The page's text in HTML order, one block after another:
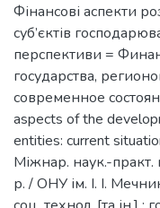
Фінансові аспекти
суб’єктів
перспективи =
государства,
современное
aspects of the
entities: current
Міжнар. наук.-
р. / ОНУ ім. І. І.